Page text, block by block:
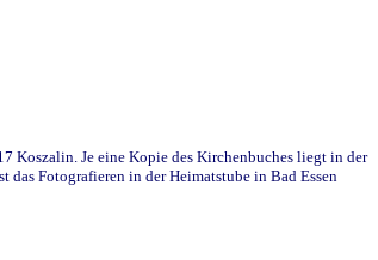
Koszalin. Je eine Kopie des Kirchenbuches liegt in der
das Fotografieren in der Heimatstube in Bad Essen